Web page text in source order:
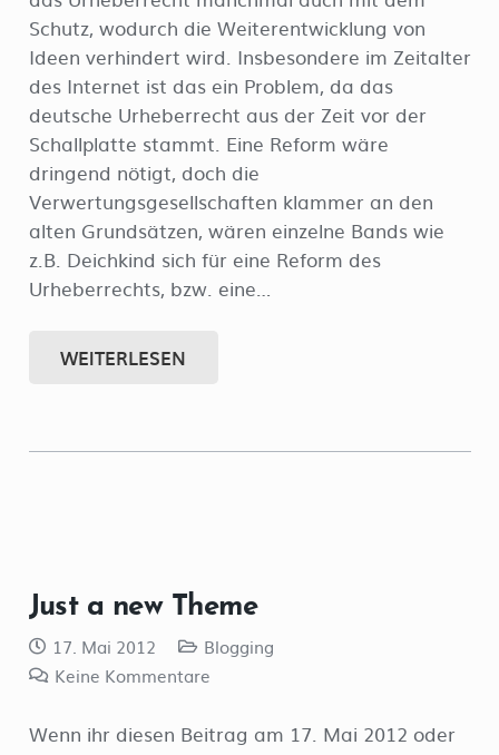
Schutz, wodurch die Weiterentwicklung von
Ideen verhindert wird. Insbesondere im Zeitalter
des Internet ist das ein Problem, da das
deutsche Urheberrecht aus der Zeit vor der
Schallplatte stammt. Eine Reform wäre
dringend nötigt, doch die
Verwertungsgesellschaften klammer an den
alten Grundsätzen, wären einzelne Bands wie
z.B. Deichkind sich für eine Reform des
Urheberrechts, bzw. eine…
WEITERLESEN
Just a new Theme
17. Mai 2012
Blogging
Keine Kommentare
Wenn ihr diesen Beitrag am 17. Mai 2012 oder